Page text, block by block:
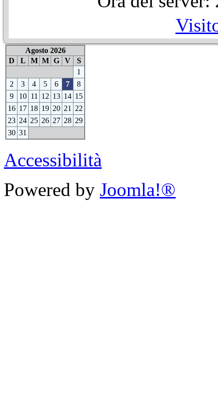
Agosto 2026
D
L M M G V
S
1
2
3 4 5 6 7
8
9
10 11 12 13 14 15
16 17 18 19 20 21
22
23 24 25 26 27 28 29
30 31
Accessibilità
Powered by Joomla!®